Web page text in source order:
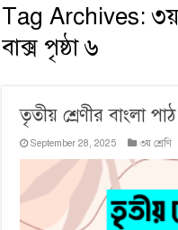
Tag Archives:
বাক্স পৃষ্ঠা ৬
তৃতীয় শ্রেণীর বাংলা
September 28, 2025 ৩য় শ্রেণি